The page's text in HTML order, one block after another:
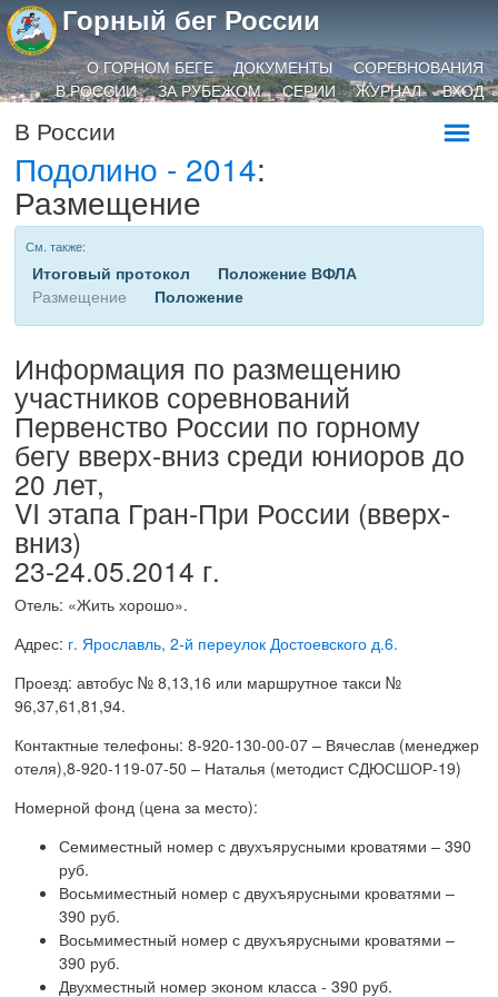
Горный бег России
О ГОРНОМ БЕГЕ ДОКУМЕНТЫ
СОРЕВНОВАНИЯ
В РОССИИ
ЗА РУБЕЖОМ СЕРИИ ЖУРНАЛ ВХОД
В России
Подолино - 2014:
Размещение
См. также:
Итоговый протокол
Положение ВФЛА
Размещение
Положение
Информация по размещению
участников соревнований
Первенство России по горному
бегу вверх-вниз среди юниоров до
20 лет,
VI этапа Гран-При России (вверх-
вниз)
23-24.05.2014 г.
Отель: «Жить хорошо».
Адрес: г. Ярославль, 2-й переулок Достоевского д.6.
Проезд: автобус № 8,13,16 или маршрутное такси №
96,37,61,81,94.
Контактные телефоны: 8-920-130-00-07 – Вячеслав (менеджер
отеля),8-920-119-07-50 – Наталья (методист СДЮСШОР-19)
Номерной фонд (цена за место):
Семиместный номер с двухъярусными кроватями – 390
руб.
Восьмиместный номер с двухъярусными кроватями –
390 руб.
Восьмиместный номер с двухъярусными кроватями –
390 руб.
Двухместный номер эконом класса - 390 руб.